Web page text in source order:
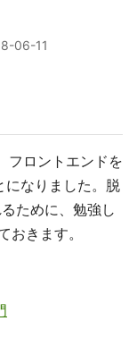
06-11
フロントエンドを
になりました。脱
ために、勉強し
きます。